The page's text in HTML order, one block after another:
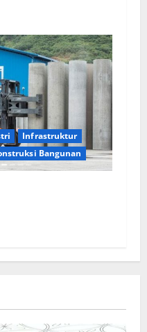
Infrastruktur
Bangunan